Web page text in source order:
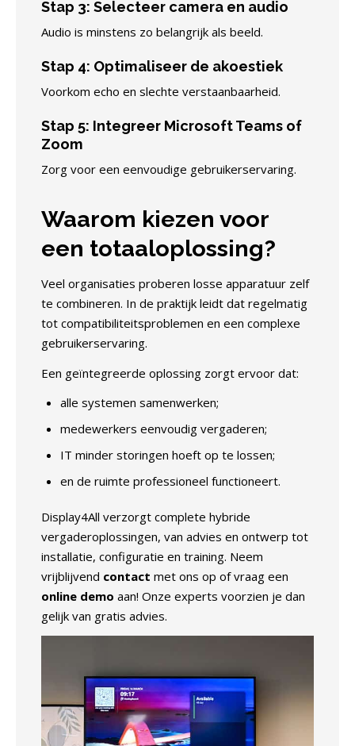
Stap 3: Selecteer camera en audio
Audio is minstens zo belangrijk als beeld.
Stap 4: Optimaliseer de akoestiek
Voorkom echo en slechte verstaanbaarheid.
Stap 5: Integreer Microsoft Teams of
Zoom
Zorg voor een eenvoudige gebruikerservaring.
Waarom kiezen voor
een totaaloplossing?
Veel organisaties proberen losse apparatuur zelf
te combineren. In de praktijk leidt dat regelmatig
tot compatibiliteitsproblemen en een complexe
gebruikerservaring.
Een geïntegreerde oplossing zorgt ervoor dat:
alle systemen samenwerken;
medewerkers eenvoudig vergaderen;
IT minder storingen hoeft op te lossen;
en de ruimte professioneel functioneert.
Display4All verzorgt complete hybride
vergaderoplossingen, van advies en ontwerp tot
installatie, configuratie en training. Neem
vrijblijvend contact met ons op of vraag een
online demo aan! Onze experts voorzien je dan
gelijk van gratis advies.